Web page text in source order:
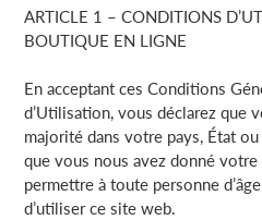
ARTICLE 1 – CONDITIONS
BOUTIQUE EN LIGNE
En acceptant ces Conditions
d’Utilisation, vous déclarez que
majorité dans votre pays, État
que vous nous avez donné
permettre à toute personne
d’utiliser ce site web.